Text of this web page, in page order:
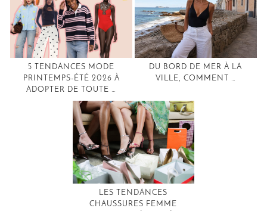
5 TENDANCES MODE
PRINTEMPS-ÉTÉ 2026 À
ADOPTER DE TOUTE …
DU BORD DE MER À LA
VILLE, COMMENT …
LES TENDANCES
CHAUSSURES FEMME